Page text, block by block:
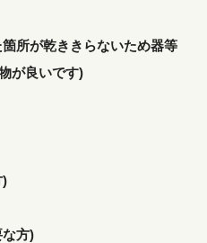
所が乾ききらないため器等
が良いです)
)
な方)